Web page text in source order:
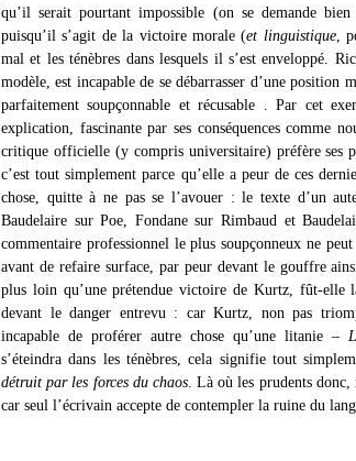
qu’il serait pourtant impossible (on se demande
puisqu’il s’agit de la victoire morale (et linguistique,
mal et les ténèbres dans lesquels il s’est enveloppé.
modèle, est incapable de se débarrasser d’une position
parfaitement soupçonnable et récusable . Par cet
explication, fascinante par ses conséquences comme
critique officielle (y compris universitaire) préfère ses
c’est tout simplement parce qu’elle a peur de ces
chose, quitte à ne pas se l’avouer : le texte d’un
Baudelaire sur Poe, Fondane sur Rimbaud et
commentaire professionnel le plus soupçonneux ne
avant de refaire surface, par peur devant le gouffre
plus loin qu’une prétendue victoire de Kurtz, fût-elle
devant le danger entrevu : car Kurtz, non pas
incapable de proférer autre chose qu’une litanie –
s’éteindra dans les ténèbres, cela signifie tout
détruit par les forces du chaos. Là où les prudents donc,
car seul l’écrivain accepte de contempler la ruine du